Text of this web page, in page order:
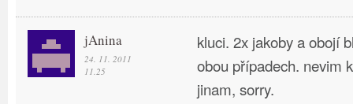
jAnina
24. 11. 2011
11.25
kluci. 2x jakoby a obojí
obou případech. nevim
jinam, sorry.